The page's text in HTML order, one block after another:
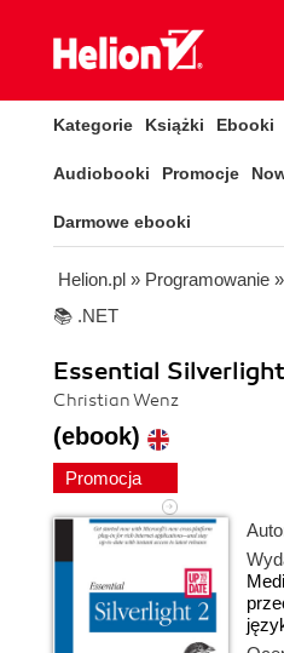
Kategorie Książki Ebooki
Audiobooki Promocje
Darmowe ebooki
Helion.pl » Programowanie »
📚 .NET
Essential
Christian Wenz
(ebook)
Promocja